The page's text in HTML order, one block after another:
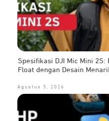
Spesifikasi DJI Mic Mini
Float dengan Desain
Agustus 5, 2026